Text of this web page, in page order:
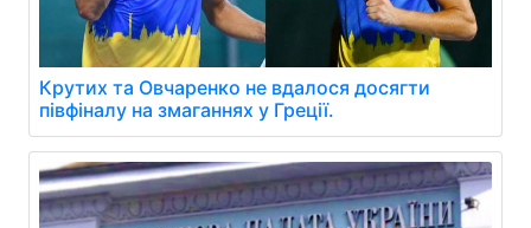
Крутих та Овчаренко не вдалося досягти
півфіналу на змаганнях у Греції.